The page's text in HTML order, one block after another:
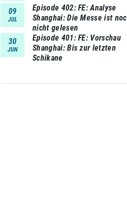
09
JUL
Episode 402 FE: Analyse
Shanghai: Die Messe ist
nicht gelesen
30
JUN
Episode 401 FE: Vorschau
Shanghai: Bis zur letzten
Schikane